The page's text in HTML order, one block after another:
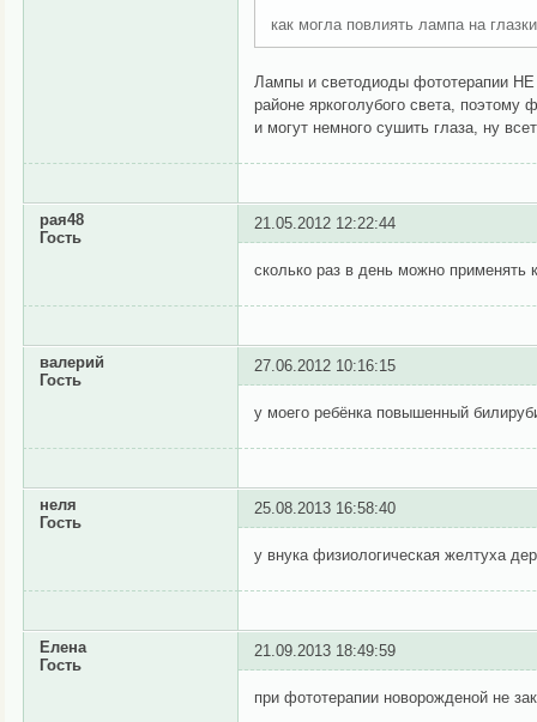
как могла повлиять лампа на
Лампы и светодиоды фототерапии
районе яркоголубого света,
и могут немного сушить глаза, ну
рая48
Гость
21.05.2012 12:22:44
сколько раз в день можно
валерий
Гость
27.06.2012 10:16:15
у моего ребёнка повышенный
неля
Гость
25.08.2013 16:58:40
у внука физиологическая желтуха
Елена
Гость
21.09.2013 18:49:59
при фототерапии новорожденой не